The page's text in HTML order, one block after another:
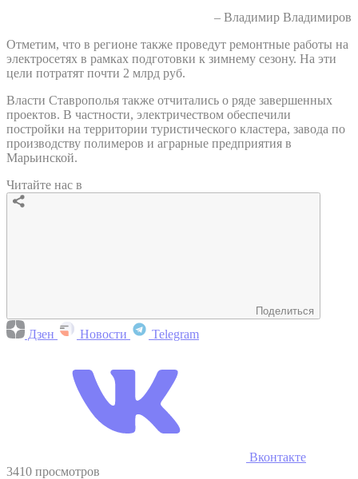
– Владимир Владимиров
Отметим, что в регионе также проведут ремонтные работы на
электросетях в рамках подготовки к зимнему сезону. На эти
цели потратят почти 2 млрд руб.
Власти Ставрополья также отчитались о ряде завершенных
проектов. В частности, электричеством обеспечили
постройки на территории туристического кластера, завода по
производству полимеров и аграрные предприятия в
Марьинской.
Читайте нас в
Поделиться
Дзен Новости Telegram
Вконтакте
3410 просмотров